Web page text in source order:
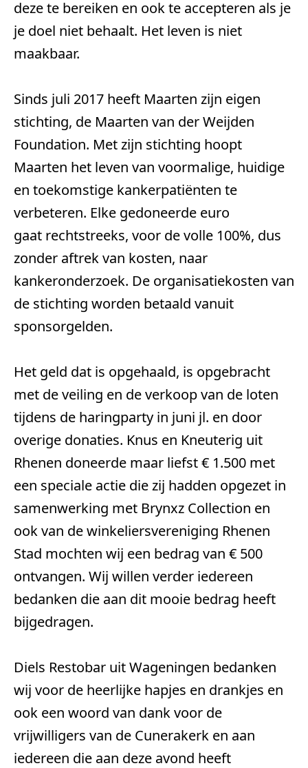
deze te bereiken en ook te accepteren als je
je doel niet behaalt. Het leven is niet
maakbaar.
Sinds juli 2017 heeft Maarten zijn eigen
stichting, de Maarten van der Weijden
Foundation. Met zijn stichting hoopt
Maarten het leven van voormalige, huidige
en toekomstige kankerpatiënten te
verbeteren. Elke gedoneerde euro
gaat rechtstreeks, voor de volle 100%, dus
zonder aftrek van kosten, naar
kankeronderzoek. De organisatiekosten van
de stichting worden betaald vanuit
sponsorgelden.
Het geld dat is opgehaald, is opgebracht
met de veiling en de verkoop van de loten
tijdens de haringparty in juni jl. en door
overige donaties. Knus en Kneuterig uit
Rhenen doneerde maar liefst € 1.500 met
een speciale actie die zij hadden opgezet in
samenwerking met Brynxz Collection en
ook van de winkeliersvereniging Rhenen
Stad mochten wij een bedrag van € 500
ontvangen. Wij willen verder iedereen
bedanken die aan dit mooie bedrag heeft
bijgedragen.
Diels Restobar uit Wageningen bedanken
wij voor de heerlijke hapjes en drankjes en
ook een woord van dank voor de
vrijwilligers van de Cunerakerk en aan
iedereen die aan deze avond heeft